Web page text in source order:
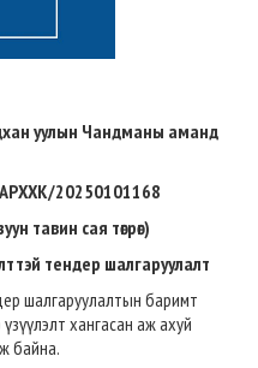
уулын Чандманы аманд
20250101168
тавин сая төгрөг)
тендер шалгаруулалт
шалгаруулалтын баримт
хангасан аж ахуй
байна.